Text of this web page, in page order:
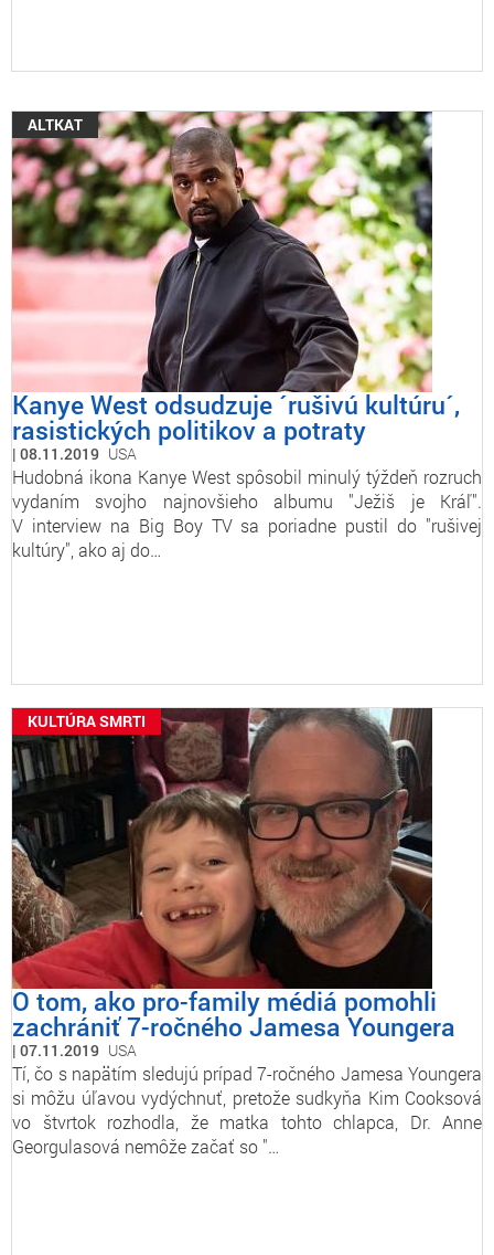
ALTKAT
Kanye West odsudzuje ´rušivú kultúru´,
rasistických politikov a potraty
08.11.2019 USA
Hudobná ikona Kanye West spôsobil minulý týždeň rozruch
vydaním svojho najnovšieho albumu "Ježiš je Kráľ".
V interview na Big Boy TV sa poriadne pustil do "rušivej
kultúry", ako aj do…
KULTÚRA SMRTI
O tom, ako pro-family médiá pomohli
zachrániť 7-ročného Jamesa Youngera
07.11.2019 USA
Tí, čo s napätím sledujú prípad 7-ročného Jamesa Youngera
si môžu úľavou vydýchnuť, pretože sudkyňa Kim Cooksová
vo štvrtok rozhodla, že matka tohto chlapca, Dr. Anne
Georgulasová nemôže začať so "…